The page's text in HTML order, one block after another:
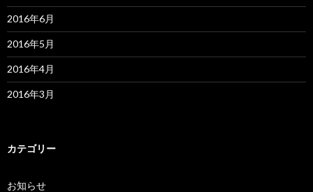
2016年6月
2016年5月
2016年4月
2016年3月
カテゴリー
お知らせ